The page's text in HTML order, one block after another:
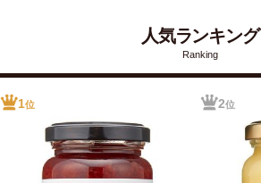
人気ランキング
Ranking
1位 2位